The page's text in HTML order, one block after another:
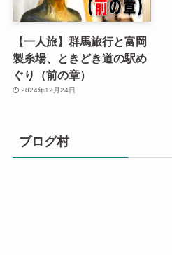
【一人旅】群馬旅行と富岡
製糸場、ときどき道の駅め
ぐり（前の章）
2024年12月24日
ブログ村